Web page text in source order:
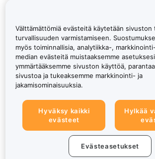
Välttämättömiä evästeitä käytetään sivuston
turvallisuuden varmistamiseen.
myös toiminnallisia, analytiikka-,
median evästeitä muistaaksemme
ymmärtääksemme sivuston käyttöä,
sivustoa ja tukeaksemme markkinointi- ja
jakamisominaisuuksia.
Hyväksy kaikki
evästeet
Hylkää
Evästeasetukset